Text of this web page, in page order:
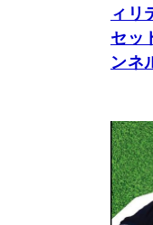
ィリ
セッ
ンネ